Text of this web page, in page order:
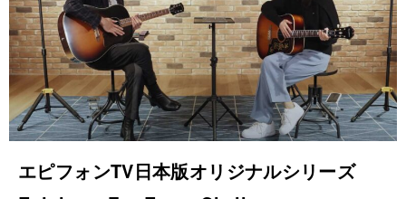
エピフォンTV日本版オリジナルシリーズ